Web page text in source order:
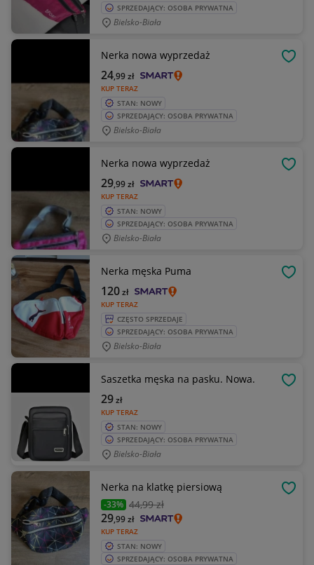
SPRZEDAJĄCY: OSOBA PRYWATNA
Bielsko-Biała
Nerka nowa wyprzedaż
KUP TERAZ
24,99zł
STAN: NOWY
SPRZEDAJĄCY: OSOBA PRYWATNA
Bielsko-Biała
Nerka nowa wyprzedaż
KUP TERAZ
29,99zł
STAN: NOWY
SPRZEDAJĄCY: OSOBA PRYWATNA
Bielsko-Biała
Nerka męska Puma
KUP TERAZ
120zł
CZĘSTO SPRZEDAJE
SPRZEDAJĄCY: OSOBA PRYWATNA
Bielsko-Biała
Saszetka męska na pasku. Nowa.
KUP TERAZ
29zł
STAN: NOWY
SPRZEDAJĄCY: OSOBA PRYWATNA
Bielsko-Biała
Nerka na klatkę piersiową
-33% 44,99 zł
KUP TERAZ
29,99zł
STAN: NOWY
SPRZEDAJĄCY: OSOBA PRYWATNA